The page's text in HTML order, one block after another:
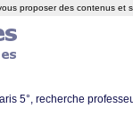
5°, recherche
proposer des contenus et